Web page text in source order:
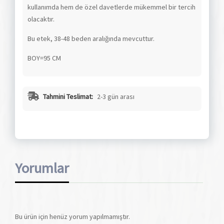
kullanımda hem de özel davetlerde mükemmel bir tercih
olacaktır.
Bu etek, 38-48 beden aralığında mevcuttur.
BOY=95 CM
Tahmini Teslimat: 2-3 gün arası
Yorumlar
Bu ürün için henüz yorum yapılmamıştır.